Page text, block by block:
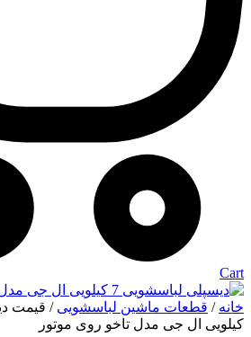
Cart
خانه / قطعات ماشین لباسشویی
کیلویی ال جی مدل تاخو روی موتور